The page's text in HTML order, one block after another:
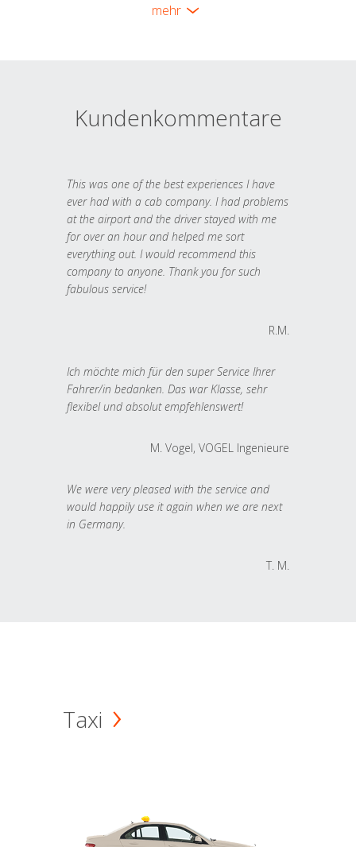
mehr
Kundenkommentare
This was one of the best experiences I have
ever had with a cab company. I had problems
at the airport and the driver stayed with me
for over an hour and helped me sort
everything out. I would recommend this
company to anyone. Thank you for such
fabulous service!
R.M.
Ich möchte mich für den super Service Ihrer
Fahrer/in bedanken. Das war Klasse, sehr
flexibel und absolut empfehlenswert!
M. Vogel, VOGEL Ingenieure
We were very pleased with the service and
would happily use it again when we are next
in Germany.
T. M.
Taxi